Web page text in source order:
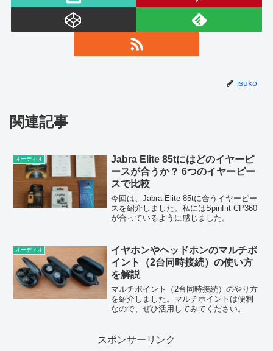
isuko
関連記事
オーディオ
Jabra Elite 85tにはどのイヤーピ
ースが合うか？ 6つのイヤーピー
スで比較
今回は、Jabra Elite 85tに合うイヤーピー
スを紹介しました。私にはSpinFit CP360
が合っているように感じました。
オーディオ
イヤホンやヘッドホンのマルチポ
イント（2台同時接続）の使い方
を解説
マルチポイント（2台同時接続）のやり方
を紹介しました。マルチポイントは便利
なので、ぜひ活用してみてください。
スポンサーリンク